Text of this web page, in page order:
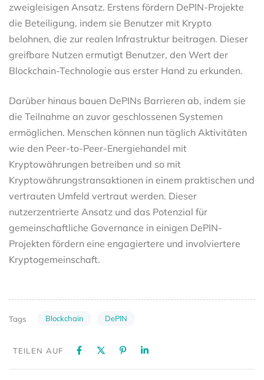
zweigleisigen Ansatz. Erstens fördern DePIN-Projekte
die Beteiligung, indem sie Benutzer mit Krypto
belohnen, die zur realen Infrastruktur beitragen. Dieser
greifbare Nutzen ermutigt Benutzer, den Wert der
Blockchain-Technologie aus erster Hand zu erkunden.
Darüber hinaus bauen DePINs Barrieren ab, indem sie
die Teilnahme an zuvor geschlossenen Systemen
ermöglichen. Menschen können nun täglich Aktivitäten
wie den Peer-to-Peer-Energiehandel mit
Kryptowährungen betreiben und so mit
Kryptowährungstransaktionen in einem praktischen und
vertrauten Umfeld vertraut werden. Dieser
nutzerzentrierte Ansatz und das Potenzial für
gemeinschaftliche Governance in einigen DePIN-
Projekten fördern eine engagiertere und involviertere
Kryptogemeinschaft.
Tags Blockchain DePIN
TEILEN AUF